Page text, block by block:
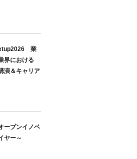
業
界における
演＆キャリア
ープンイノベ
ヤー～